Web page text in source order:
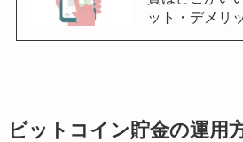
ット・デメリ
ビットコイン貯金の運用